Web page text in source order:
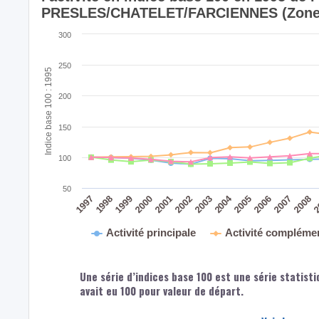
Indice base 100 : 1995
PRESLES/CHATELET/FARCIENNES
Activité principale Activité
199719981999200020012002200320042005200620072008
50
100
150
200
250
300
Une série d’indices base 100 est une série
avait eu 100 pour valeur de départ.